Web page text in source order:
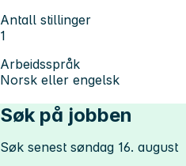
Antall stillinger
1
Arbeidsspråk
Norsk eller engelsk
Søk på jobben
Søk senest søndag 16. august